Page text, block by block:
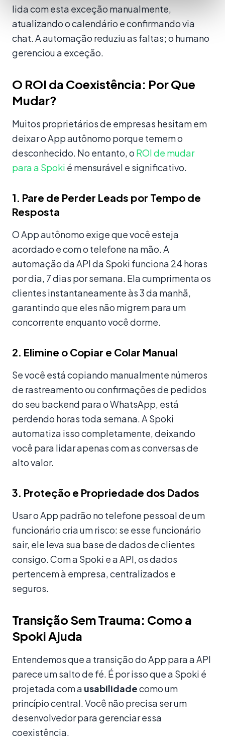
lida com esta exceção manualmente,
atualizando o calendário e confirmando via
chat. A automação reduziu as faltas; o humano
gerenciou a exceção.
O ROI da Coexistência: Por Que
Mudar?
Muitos proprietários de empresas hesitam em
deixar o App autônomo porque temem o
desconhecido. No entanto, o ROI de mudar
para a Spoki é mensurável e significativo.
1. Pare de Perder Leads por Tempo de
Resposta
O App autônomo exige que você esteja
acordado e com o telefone na mão. A
automação da API da Spoki funciona 24 horas
por dia, 7 dias por semana. Ela cumprimenta os
clientes instantaneamente às 3 da manhã,
garantindo que eles não migrem para um
concorrente enquanto você dorme.
2. Elimine o Copiar e Colar Manual
Se você está copiando manualmente números
de rastreamento ou confirmações de pedidos
do seu backend para o WhatsApp, está
perdendo horas toda semana. A Spoki
automatiza isso completamente, deixando
você para lidar apenas com as conversas de
alto valor.
3. Proteção e Propriedade dos Dados
Usar o App padrão no telefone pessoal de um
funcionário cria um risco: se esse funcionário
sair, ele leva sua base de dados de clientes
consigo. Com a Spoki e a API, os dados
pertencem à empresa, centralizados e
seguros.
Transição Sem Trauma: Como a
Spoki Ajuda
Entendemos que a transição do App para a API
parece um salto de fé. É por isso que a Spoki é
projetada com a usabilidadecomo um
princípio central. Você não precisa ser um
desenvolvedor para gerenciar essa
coexistência.